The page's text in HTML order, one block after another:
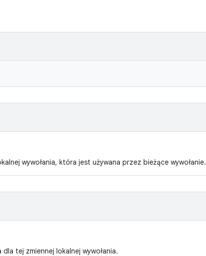
wywołania, która jest używana przez bieżące wywołanie.
tej zmiennej lokalnej wywołania.